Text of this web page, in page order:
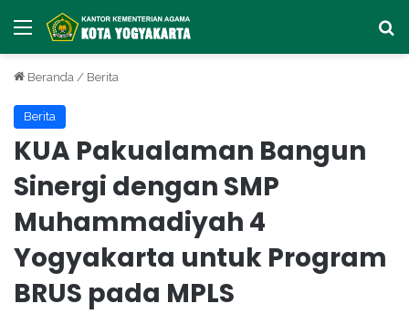
Menu
Beranda / Berita
Berita
KUA Pakualaman Bangun
Sinergi dengan SMP
Muhammadiyah 4
Yogyakarta untuk Program
BRUS pada MPLS